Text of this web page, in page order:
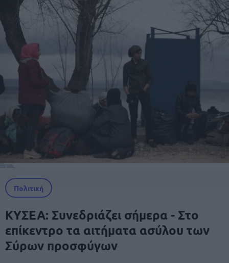
Πολιτική
ΚΥΣΕΑ: Συνεδριάζει σήμερα - Στο
επίκεντρο τα αιτήματα ασύλου των
Σύρων προσφύγων